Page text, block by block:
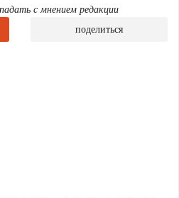
экономической
коррупции ОМВД
факт незаконной
земельный участок под
Чтобы обустроить
с мнением редакции
поделиться